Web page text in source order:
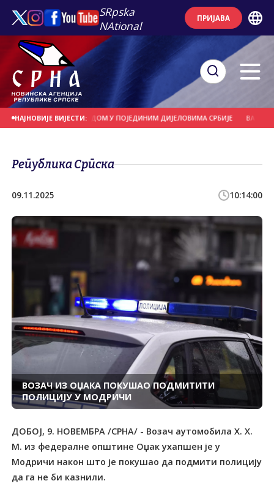
SRpska
NAtional
ПРИЈАВА
НАЈНОВИЈЕ ВИЈЕСТИ:
ГРМЉАВИНОМ И ГРАДОМ У ПОЈЕДИНИМ ДИЈЕЛОВИМА СРБИЈЕ
Република Српска
09.11.2025 10:14:00
ВОЗАЧ ИЗ ОЏАКА ПОКУШАО ПОДМИТИТИ
ПОЛИЦИЈУ У МОДРИЧИ
ДОБОЈ, 9. НОВЕМБРА /СРНА/ - Возач аутомобила Х. Х.
М. из федералне општине Оџак ухапшен је у
Модричи након што је покушао да подмити полицију
да га не би казнили.